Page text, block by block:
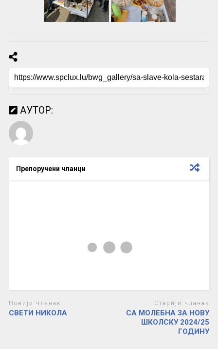
АУТОР:
Препоручени чланци
Новији чланак
СВЕТИ НИКОЛА
Старији чланак
СА МОЛЕБНА ЗА НОВУ
ШКОЛСКУ 2024/25
ГОДИНУ